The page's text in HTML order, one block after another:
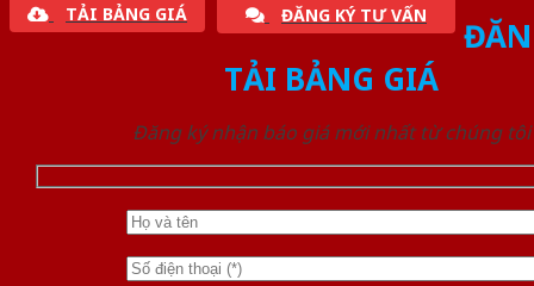
TẢI BẢNG GIÁ ĐĂNG KÝ TƯ VẤN
TẢI BẢNG GIÁ
Đăng ký nhận báo giá mới nhất từ chúng tôi